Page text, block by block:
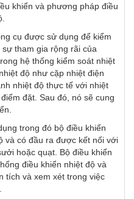
khiển và phương pháp điều
cụ được sử dụng để kiểm
tham gia rộng rãi của
hệ thống kiểm soát nhiệt
độ như cặp nhiệt điện
nhiệt độ thực tế với nhiệt
đặt. Sau đó, nó sẽ cung
trong đó bộ điều khiển
và có đầu ra được kết nối với
hoặc quạt. Bộ điều khiển
điều khiển nhiệt độ và
tích và xem xét trong việc